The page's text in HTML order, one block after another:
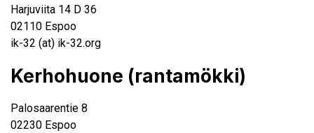
Harjuviita 14 D 36
02110 Espoo
ik-32 (at) ik-32.org
Kerhohuone (rantamökki)
Palosaarentie 8
02230 Espoo